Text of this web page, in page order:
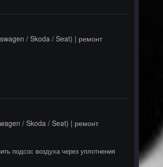
/ Skoda / Seat) | ремонт
/ Skoda / Seat) | ремонт
подсос воздуха через уплотнения